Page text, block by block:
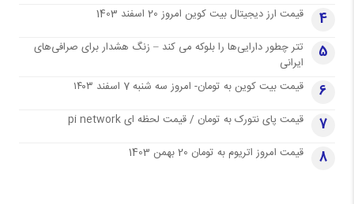
4 قیمت ارز دیجیتال بیت کوین امروز 20 اسفند 1403
5
تتر چطور دارایی‌ها را بلوکه می کند – زنگ هشدار برای صرافی‌های
ایرانی
6 قیمت بیت کوین به تومان- امروز سه شنبه 7 اسفند ۱۴۰۳
7 قیمت پای نتورک به تومان / قیمت لحظه ای pi network
8 قیمت امروز اتریوم به تومان 20 بهمن 1403